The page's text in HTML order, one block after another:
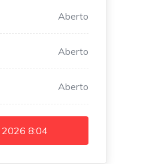
Aberto
Aberto
Aberto
2026 8:04